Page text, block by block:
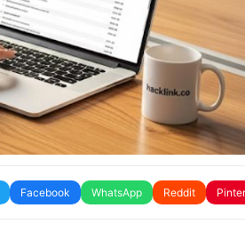
Facebook WhatsApp Reddit